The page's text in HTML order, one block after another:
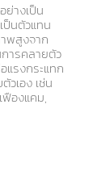
ย่างเป็น
ป็นตัวแทน
พสูงจาก
ารคลายตัว
แรงกระแทก
เอง เช่น
องแคม,